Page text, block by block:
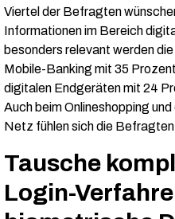
Viertel der Befragten
Informationen im Bereich
besonders relevant werden
Mobile-Banking mit 35
digitalen Endgeräten mit 24
Auch beim Onlineshopping
Netz fühlen sich die
Tausche
Login-